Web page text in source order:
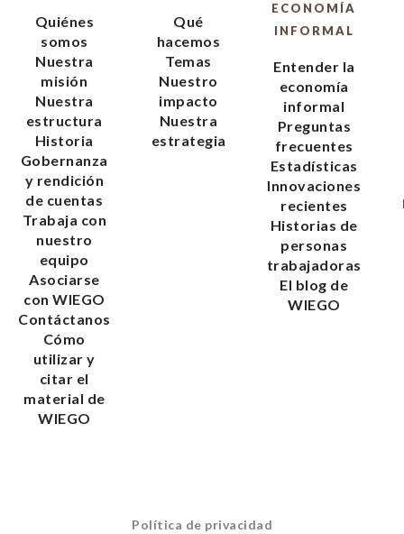
Quiénes
somos
Nuestra
misión
Nuestra
estructura
Historia
Gobernanza
y rendición
de cuentas
Trabaja con
nuestro
equipo
Asociarse
con WIEGO
Contáctanos
Cómo
utilizar y
citar el
material de
WIEGO
Qué
hacemos
Temas
Nuestro
impacto
Nuestra
estrategia
ECONOMÍA
INFORMAL
Entender la
economía
informal
Preguntas
frecuentes
Estadísticas
Innovaciones
recientes
Historias de
personas
trabajadoras
El blog de
WIEGO
Política de privacidad